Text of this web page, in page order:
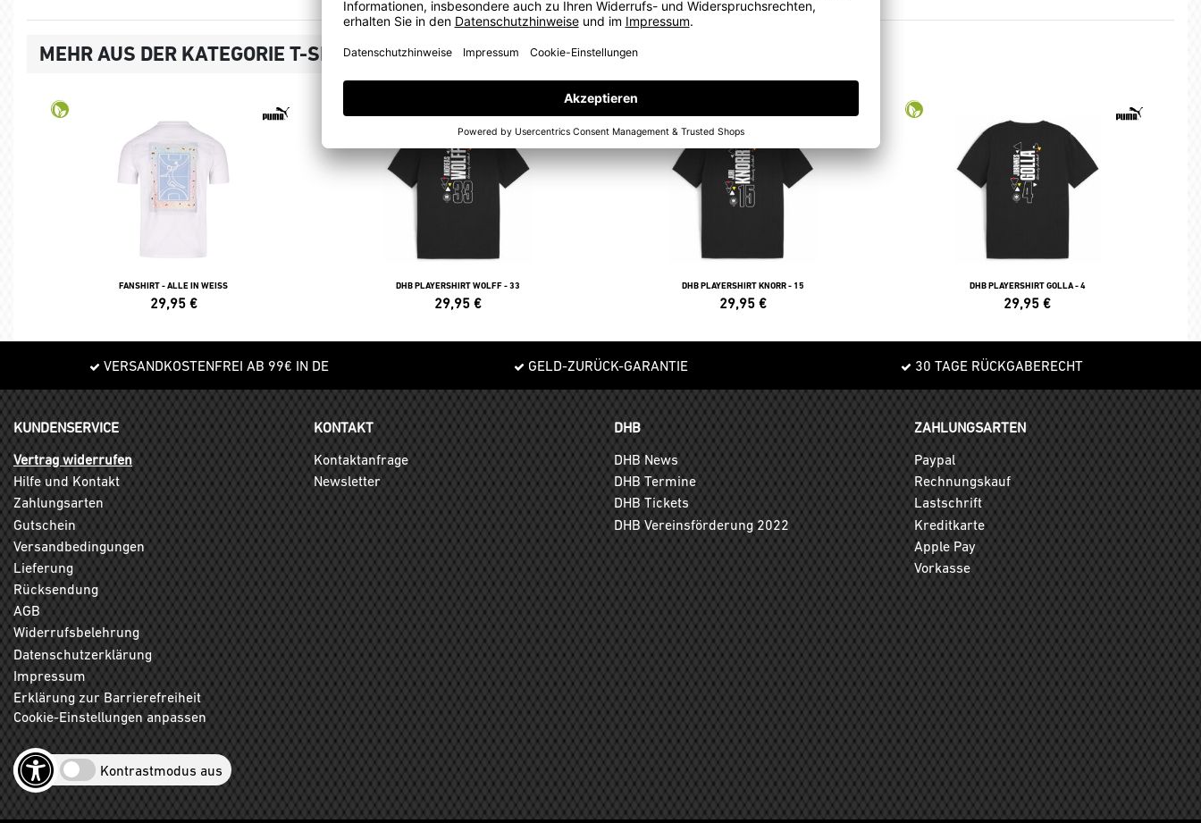
MEHR AUS DER KATEGORIE T-SHIRTS, POLOS
FANSHIRT - ALLE IN WEISS
29,95 €
DHB PLAYERSHIRT WOLFF - 33
29,95 €
DHB PLAYERSHIRT KNORR - 15
29,95 €
DHB PLAYERSHIRT GOLLA - 4
29,95 €
VERSANDKOSTENFREI AB 99€ IN DE GELD-ZURÜCK-GARANTIE 30 TAGE RÜCKGABERECHT
KUNDENSERVICE
Vertrag widerrufen
Hilfe und Kontakt
Zahlungsarten
Gutschein
Versandbedingungen
Lieferung
Rücksendung
AGB
Widerrufsbelehrung
Datenschutzerklärung
Impressum
Erklärung zur Barrierefreiheit
Cookie-Einstellungen anpassen
Kontrastmodus aus
KONTAKT
Kontaktanfrage
Newsletter
DHB
DHB News
DHB Termine
DHB Tickets
DHB Vereinsförderung 2022
ZAHLUNGSARTEN
Paypal
Rechnungskauf
Lastschrift
Kreditkarte
Apple Pay
Vorkasse